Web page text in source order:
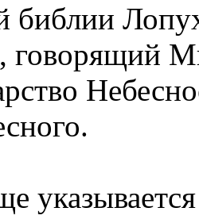
библии
говорящий